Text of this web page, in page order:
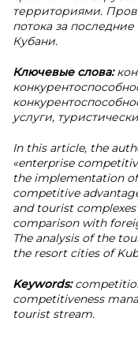
территориями.
потока за
Кубани.
Ключевые слова:
услуги,
In this article, the
«enterprise
the implementation
competitive
and tourist
comparison with
The analysis of the
the resort cities of
Keywords:
competitiveness
tourist stream.